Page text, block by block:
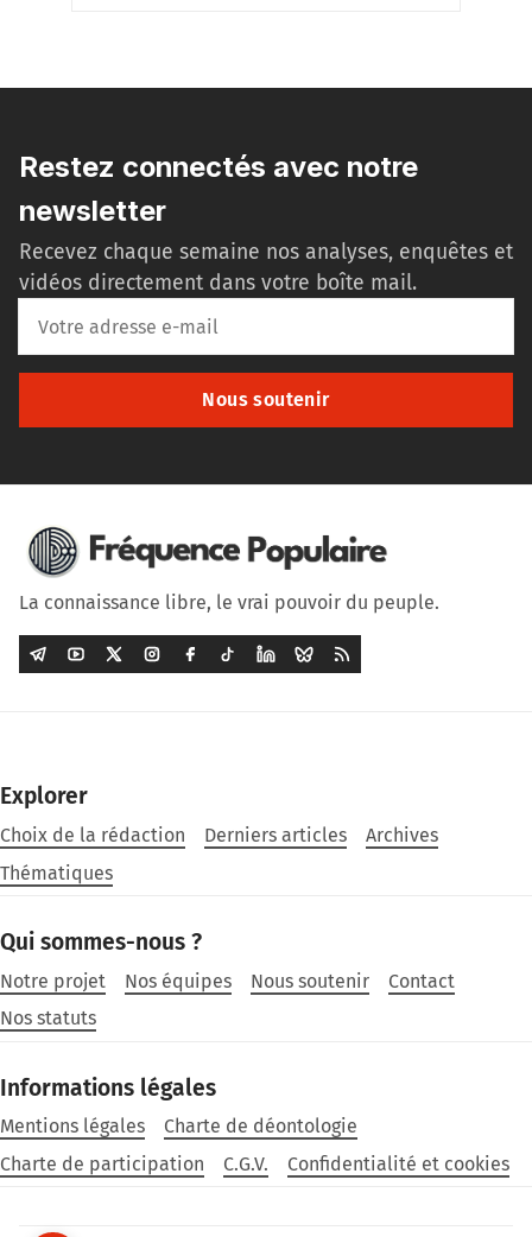
Restez connectés avec notre
newsletter
Recevez chaque semaine nos analyses, enquêtes et
vidéos directement dans votre boîte mail.
Nous soutenir
La connaissance libre, le vrai pouvoir du peuple.
Explorer
Choix de la rédaction Derniers articles
Archives
Thématiques
Qui sommes-nous ?
Notre projet Nos équipes Nous soutenir
Contact
Nos statuts
Informations légales
Mentions légales
Charte de déontologie
Charte de participation
C.G.V. Confidentialité et cookies